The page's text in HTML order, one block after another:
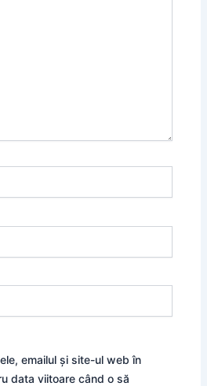
emailul și site-ul web în
data viitoare când o să